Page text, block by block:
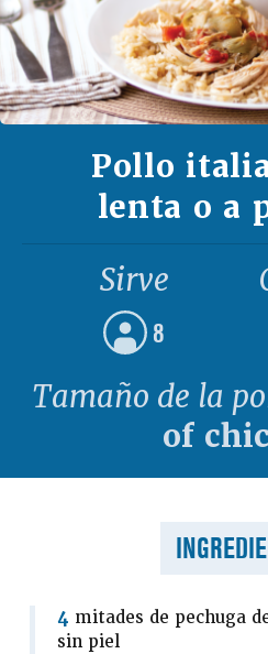
Pollo
lenta o a
Sirve
8
Tamaño de la
of
4 mitades de pechuga
sin piel